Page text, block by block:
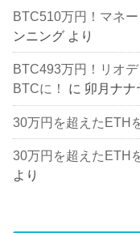
BTC510万円！マネ
ンニング より
BTC493万円！リオ
BTCに！
に 卯月ナナ
30万円を超えたETH
30万円を超えたETH
より